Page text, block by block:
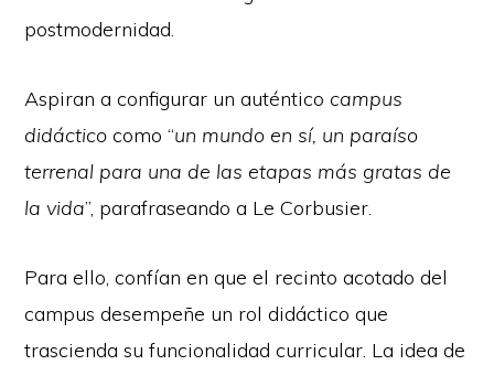
postmodernidad.
Aspiran a configurar un auténtico campus
didáctico como “un mundo en sí, un paraíso
terrenal para una de las etapas más gratas de
la vida”, parafraseando a Le Corbusier.
Para ello, confían en que el recinto acotado del
campus desempeñe un rol didáctico que
trascienda su funcionalidad curricular. La idea de